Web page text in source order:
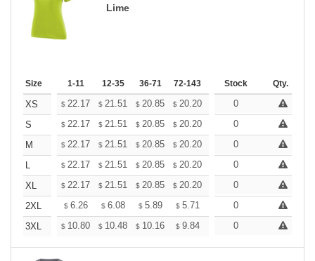
Lime
Size 1-11 12-35 36-71 72-143 144-287 288 + More
Stock Qty.
XS $ 22.17 $ 21.51 $ 20.85 $ 20.20 19.54
0
S
$ 22.17 $ 21.51 $ 20.85 $ 20.20 19.54
0
M
$ 22.17 $ 21.51 $ 20.85 $ 20.20 19.54
0
L
$ 22.17 $ 21.51 $ 20.85 $ 20.20 19.54
0
XL
$ 22.17 $ 21.51 $ 20.85 $ 20.20 19.54
0
2XL
$ 6.26 $ 6.08 $ 5.89 $ 5.71 5.52
0
3XL
$ 10.80 $ 10.48 $ 10.16 $ 9.84 9.52
0